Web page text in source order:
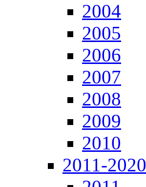
2004
2005
2006
2007
2008
2009
2010
2011-2020